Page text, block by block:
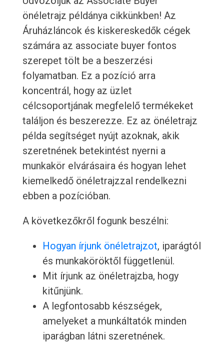
önéletrajz példánya cikkünkben! Az
Áruházláncok és kiskereskedők cégek
számára az associate buyer fontos
szerepet tölt be a beszerzési
folyamatban. Ez a pozíció arra
koncentrál, hogy az üzlet
célcsoportjának megfelelő termékeket
találjon és beszerezze. Ez az önéletrajz
példa segítséget nyújt azoknak, akik
szeretnének betekintést nyerni a
munkakör elvárásaira és hogyan lehet
kiemelkedő önéletrajzzal rendelkezni
ebben a pozícióban.
A következőkről fogunk beszélni:
Hogyan írjunk önéletrajzot, iparágtól
és munkaköröktől függetlenül.
Mit írjunk az önéletrajzba, hogy
kitűnjünk.
A legfontosabb készségek,
amelyeket a munkáltatók minden
iparágban látni szeretnének.